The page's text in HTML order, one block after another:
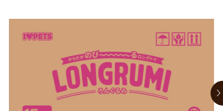
トリマーグッズ シニアサポート